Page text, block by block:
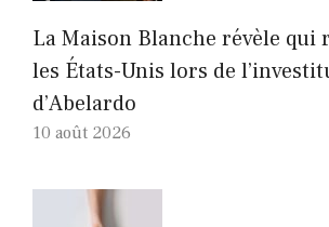
La Maison Blanche révèle qui
les États-Unis lors de
d’Abelardo
10 août 2026